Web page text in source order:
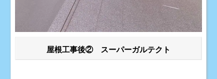
屋根工事後② スーパーガルテクト